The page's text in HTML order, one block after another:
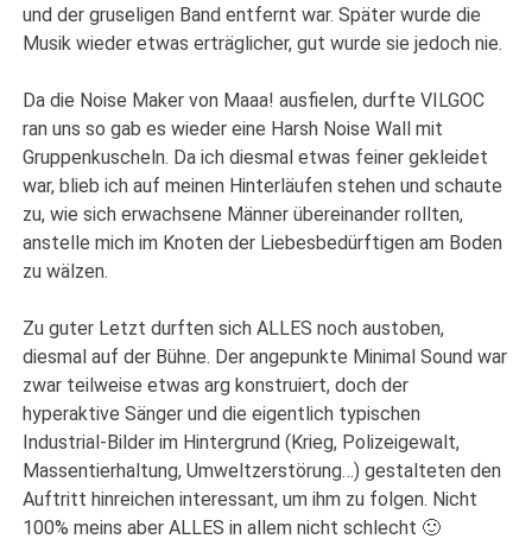
und der gruseligen Band entfernt war. Später wurde die
Musik wieder etwas erträglicher, gut wurde sie jedoch nie.
Da die Noise Maker von Maaa! ausfielen, durfte VILGOC
ran uns so gab es wieder eine Harsh Noise Wall mit
Gruppenkuscheln. Da ich diesmal etwas feiner gekleidet
war, blieb ich auf meinen Hinterläufen stehen und schaute
zu, wie sich erwachsene Männer übereinander rollten,
anstelle mich im Knoten der Liebesbedürftigen am Boden
zu wälzen.
Zu guter Letzt durften sich ALLES noch austoben,
diesmal auf der Bühne. Der angepunkte Minimal Sound war
zwar teilweise etwas arg konstruiert, doch der
hyperaktive Sänger und die eigentlich typischen
Industrial-Bilder im Hintergrund (Krieg, Polizeigewalt,
Massentierhaltung, Umweltzerstörung…) gestalteten den
Auftritt hinreichen interessant, um ihm zu folgen. Nicht
100% meins aber ALLES in allem nicht schlecht 🙂